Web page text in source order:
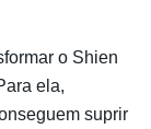
o Shien
ela,
suprir